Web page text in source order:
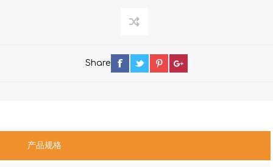
Share
产品规格